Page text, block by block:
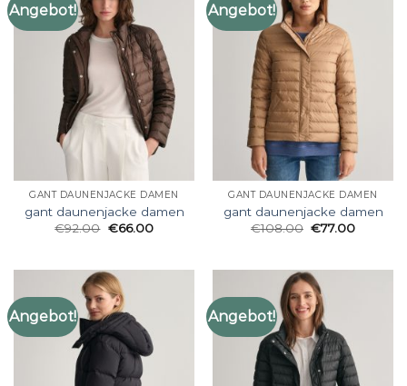
Angebot!
GANT DAUNENJACKE DAMEN
gant daunenjacke damen
€92.00 €66.00
Angebot!
GANT DAUNENJACKE DAMEN
gant daunenjacke damen
€108.00 €77.00
Angebot! Angebot!